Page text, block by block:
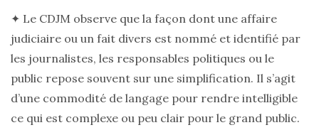
✦ Le CDJM observe que la façon dont une affaire
judiciaire ou un fait divers est nommé et identifié par
les journalistes, les responsables politiques ou le
public repose souvent sur une simplification. Il s’agit
d’une commodité de langage pour rendre intelligible
ce qui est complexe ou peu clair pour le grand public.